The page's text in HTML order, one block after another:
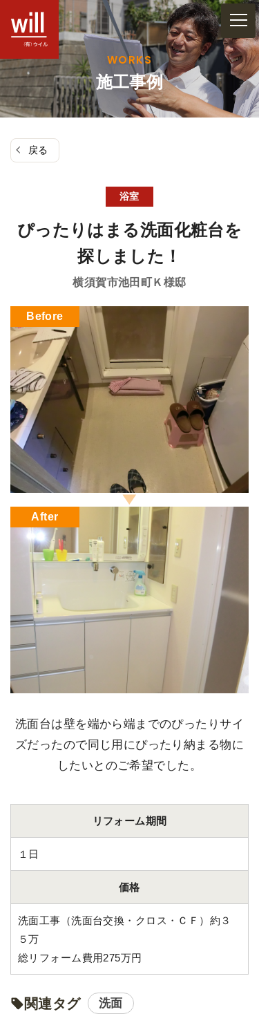
ン
ツ
へ
WORKS
施工事例
戻る
浴室
ぴったりはまる洗面化粧台を
探しました！
横須賀市池田町 Ｋ様邸
Before
After
洗面台は壁を端から端までのぴったりサイ
ズだったので同じ用にぴったり納まる物に
したいとのご希望でした。
リフォーム期間
１日
価格
洗面工事（洗面台交換・クロス・ＣＦ）約３
５万
総リフォーム費用275万円
関連タグ 洗面